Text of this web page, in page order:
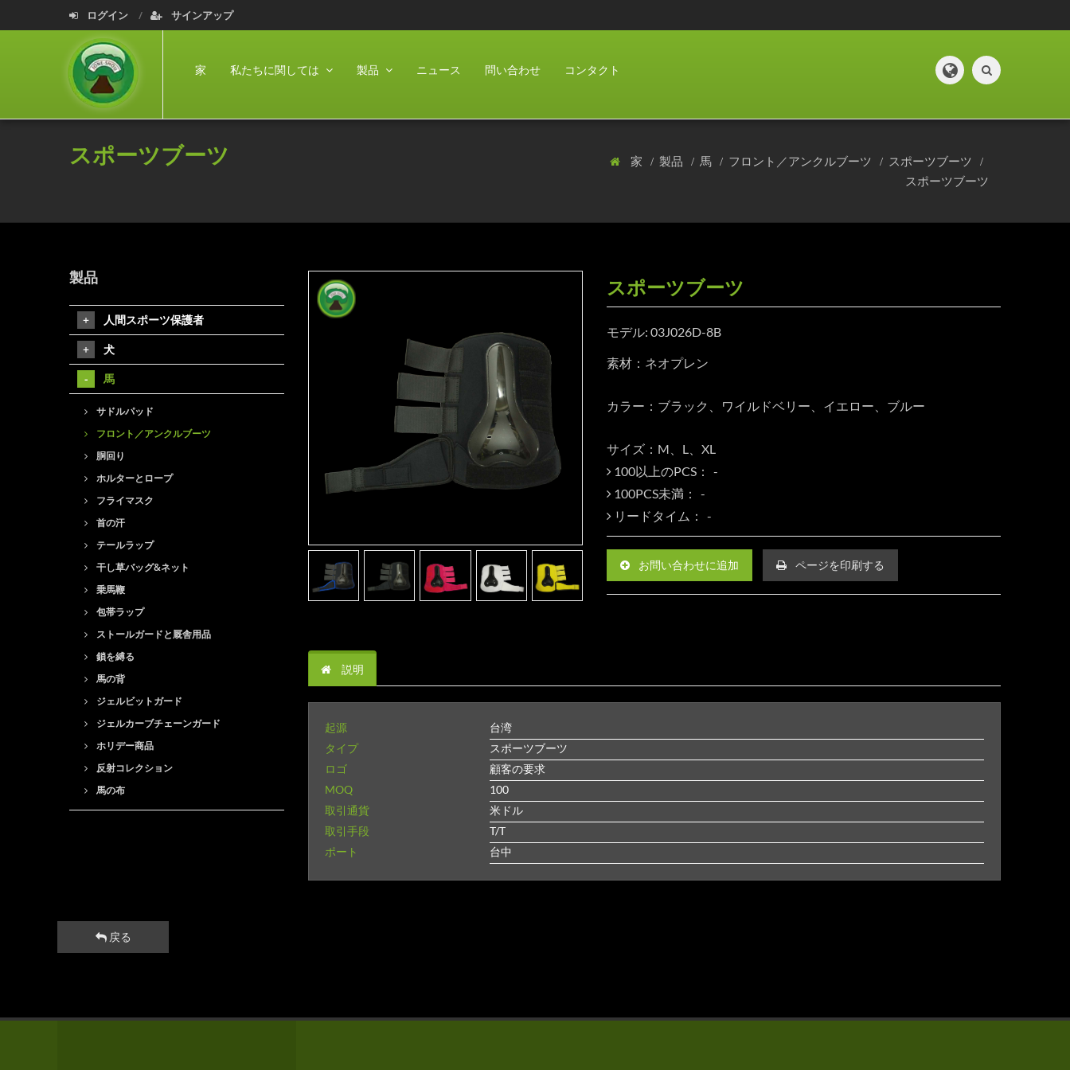
ログイン サインアップ
家 私たちに関しては 製品 ニュース 問い合わせ コンタクト
スポーツブーツ 家 製品 馬 フロント／アンクルブーツ
スポーツブーツ
スポーツブーツ
スポーツブーツ
モデル: 03J026D-8B
素材：ネオプレン
カラー：ブラック、ワイルドベリー、イエロー、ブルー
サイズ：M、L、XL
100以上のPCS：
100PCS未満：
リードタイム：
お問い合わせに追加 ページを印刷する
説明
起源
台湾
タイプ
スポーツブーツ
ロゴ
顧客の要求
MOQ
100
取引通貨
米ドル
取引手段
T/T
ポート
台中
製品
人間スポーツ保護者
犬
馬
サドルパッド
フロント／アンクルブーツ
胴回り
ホルターとロープ
フライマスク
首の汗
テールラップ
干し草バッグ&ネット
乗馬鞭
包帯ラップ
ストールガードと厩舎用品
鎖を縛る
馬の背
ジェルビットガード
ジェルカーブチェーンガード
ホリデー商品
反射コレクション
馬の布
戻る